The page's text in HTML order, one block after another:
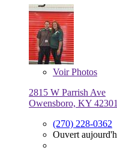
VoirPhotos
2815 W Parrish Ave
Owensboro, KY 42301
(270) 228-0362
Ouvert